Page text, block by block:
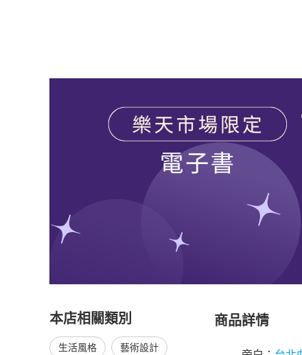
本店相關類別
生活風格 藝術設計
商品詳情